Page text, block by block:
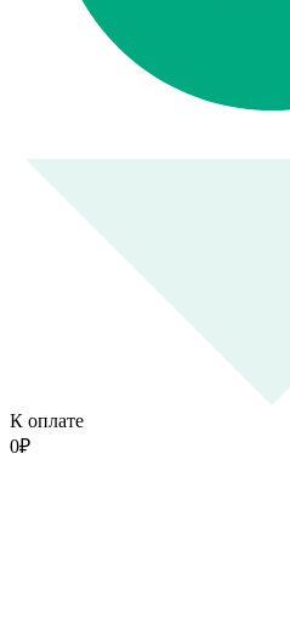
К оплате
0₽